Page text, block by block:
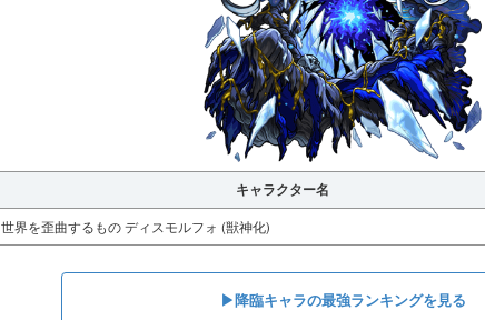
キャラクター名
世界を歪曲するもの ディスモルフォ (獣神化)
▶︎︎降臨キャラの最強ランキングを見る